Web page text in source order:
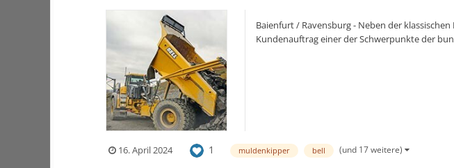
Baienfurt / Ravensburg - Neben der
Kundenauftrag einer der Schwerpunkte der
16. April 2024 1 muldenkipper bell (und 17 weitere)